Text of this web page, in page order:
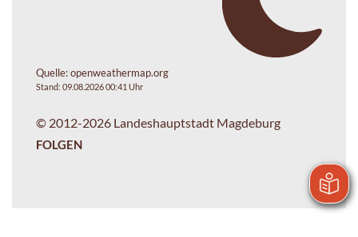
Quelle:openweathermap.org
Stand: 09.08.2026 00:41 Uhr
© 2012-2026 Landeshauptstadt Magdeburg
FOLGEN